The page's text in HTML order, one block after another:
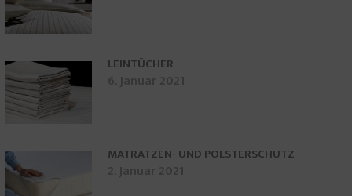
LEINTÜCHER
MATRATZEN- UND POLSTERSCHUTZ